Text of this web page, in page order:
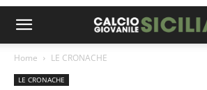
Home LE CRONACHE
LE CRONACHE